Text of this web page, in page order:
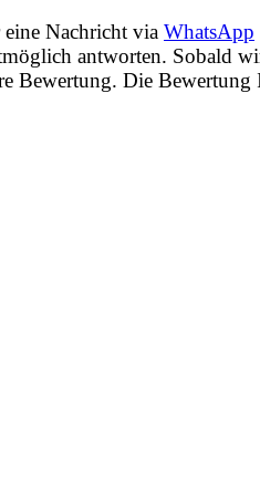
eine Nachricht via WhatsApp
antworten. Sobald
Bewertung. Die